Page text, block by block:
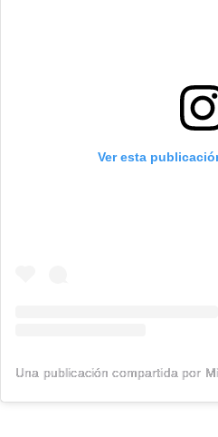
Ver esta